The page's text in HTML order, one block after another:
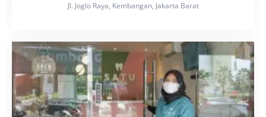
Jl. Joglo Raya, Kembangan, Jakarta Barat